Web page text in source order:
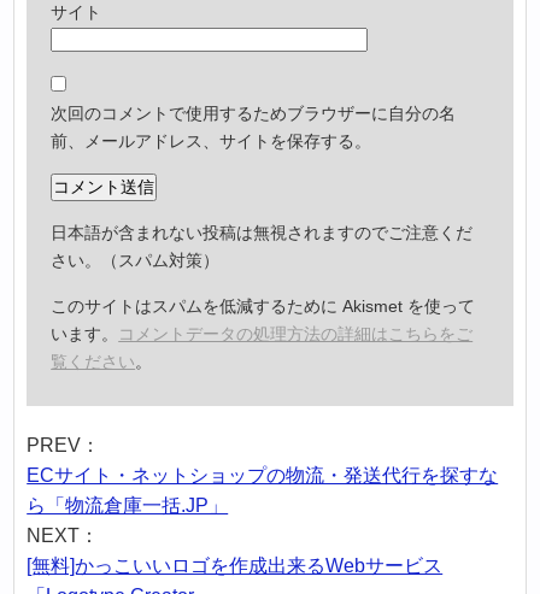
サイト
次回のコメントで使用するためブラウザーに自分の名
前、メールアドレス、サイトを保存する。
日本語が含まれない投稿は無視されますのでご注意くだ
さい。（スパム対策）
このサイトはスパムを低減するために Akismet を使って
います。
コメントデータの処理方法の詳細はこちらをご
覧ください。
PREV：
ECサイト・ネットショップの物流・発送代行を探すな
ら「物流倉庫一括.JP」
NEXT：
[無料]かっこいいロゴを作成出来るWebサービス